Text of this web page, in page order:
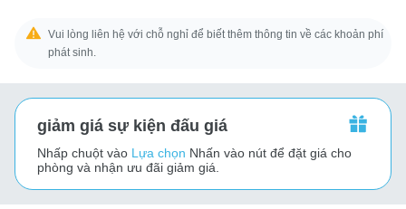
Vui lòng liên hệ với chỗ nghỉ để biết thêm thông tin về các khoản phí
phát sinh.
giảm giá sự kiện đấu giá
Nhấp chuột vào Lựa chọn Nhấn vào nút để đặt giá cho
phòng và nhận ưu đãi giảm giá.